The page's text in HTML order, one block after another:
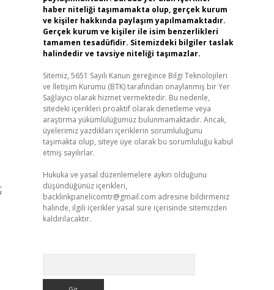
haber niteliği taşımamakta olup, gerçek kurum
ve kişiler hakkında paylaşım yapılmamaktadır.
Gerçek kurum ve kişiler ile isim benzerlikleri
tamamen tesadüfidir. Sitemizdeki bilgiler taslak
halindedir ve tavsiye niteliği taşımazlar.
Sitemiz, 5651 Sayılı Kanun gereğince Bilgi Teknolojileri
ve İletişim Kurumu (BTK) tarafından onaylanmış bir Yer
Sağlayıcı olarak hizmet vermektedir. Bu nedenle,
sitedeki içerikleri proaktif olarak denetleme veya
araştırma yükümlülüğümüz bulunmamaktadır. Ancak,
üyelerimiz yazdıkları içeriklerin sorumluluğunu
taşımakta olup, siteye üye olarak bu sorumluluğu kabul
etmiş sayılırlar.
Hukuka ve yasal düzenlemelere aykırı olduğunu
düşündüğünüz içerikleri,
backlinkpanelicomtr@gmail.com adresine bildirmeniz
halinde, ilgili içerikler yasal süre içerisinde sitemizden
kaldırılacaktır.